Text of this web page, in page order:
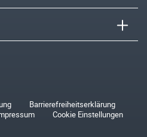
Barrierefreiheitserklärung
Cookie Einstellungen